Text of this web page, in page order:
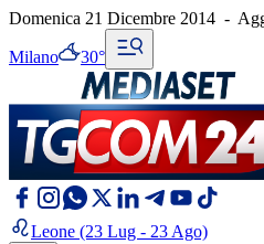
Domenica 21 Dicembre 2014 -
Milano 30°
Leone (23 Lug - 23 Ago)